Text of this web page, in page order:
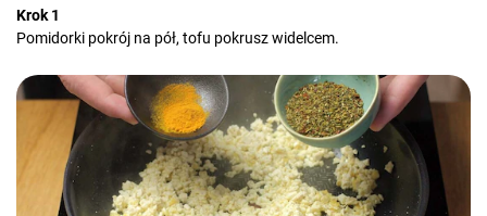
Krok 1
Pomidorki pokrój na pół, tofu pokrusz widelcem.